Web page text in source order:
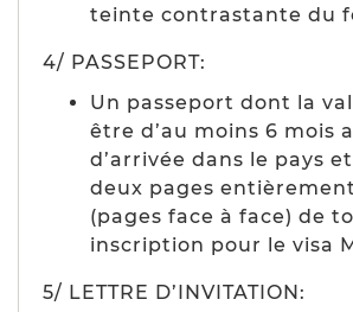
teinte contrastante du
4/ PASSEPORT:
Un passeport dont la
être d’au moins 6 mois
d’arrivée dans le pays
deux pages
(pages face à face) de
inscription pour le visa
5/ LETTRE D’INVITATION: